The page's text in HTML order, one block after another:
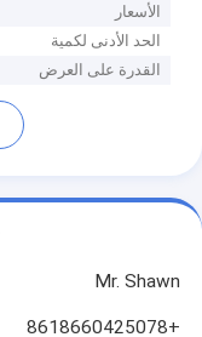
الأسعار
الحد الأدنى لكمية
القدرة على العرض
Mr. Shawn
+8618660425078